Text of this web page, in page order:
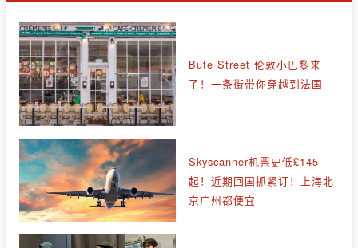
Bute Street 伦敦小巴黎来
了！一条街带你穿越到法国
Skyscanner机票史低£145
起！近期回国抓紧订！上海北
京广州都便宜